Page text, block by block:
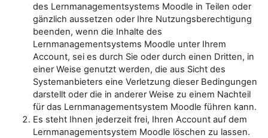
des Lernmanagementsystems Moodle in Teilen oder
gänzlich aussetzen oder Ihre Nutzungsberechtigung
beenden, wenn die Inhalte des
Lernmanagementsystems Moodle unter Ihrem
Account, sei es durch Sie oder durch einen Dritten, in
einer Weise genutzt werden, die aus Sicht des
Systemanbieters eine Verletzung dieser Bedingungen
darstellt oder die in anderer Weise zu einem Nachteil
für das Lernmanagementsystem Moodle führen kann.
Es steht Ihnen jederzeit frei, Ihren Account auf dem
Lernmanagementsystem Moodle löschen zu lassen.